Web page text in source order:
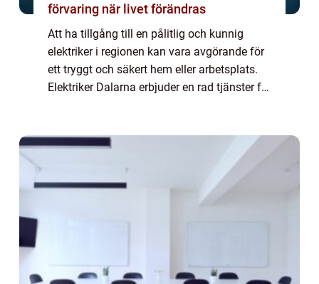
förvaring när livet förändras
Att ha tillgång till en pålitlig och kunnig
elektriker i regionen kan vara avgörande för
ett tryggt och säkert hem eller arbetsplats.
Elektriker Dalarna erbjuder en rad tjänster för